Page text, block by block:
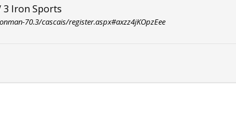
3 Iron Sports
70.3/cascais/register.aspx#axzz4jKOpzEee